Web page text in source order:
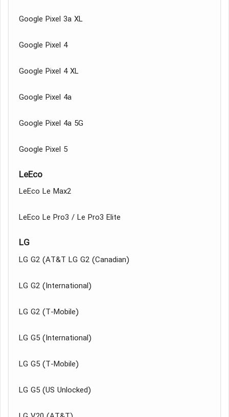
Google Pixel 3a XL
Google Pixel 4
Google Pixel 4 XL
Google Pixel 4a
Google Pixel 4a 5G
Google Pixel 5
LeEco
LeEco Le Max2
LeEco Le Pro3 / Le Pro3 Elite
LG
LG G2 (AT&T LG G2 (Canadian)
LG G2 (International)
LG G2 (T-Mobile)
LG G5 (International)
LG G5 (T-Mobile)
LG G5 (US Unlocked)